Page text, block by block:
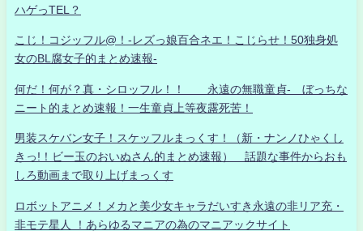
ハゲっTEL？
こじ！コジッフル@！-レズっ娘百合ネエ！こじらせ！50独身処
女のBL腐女子的まとめ速報-
何だ！何が？真・シロッフル！！ 永遠の無職童貞- ぼっちな
ニート的まとめ速報！一生童貞上等夜露死苦！
男装スケバン女子！スケッフルまっくす！（新・ナンノひゃくし
きっ!！ビー玉のおいぬさん的まとめ速報） 話題な事件からおも
しろ動画まで取り上げまっくす
ロボットアニメ！メカと美少女キャラだいすき永遠の非リア充・
非モテ星人 ！あらゆるマニアの為のマニアックサイト